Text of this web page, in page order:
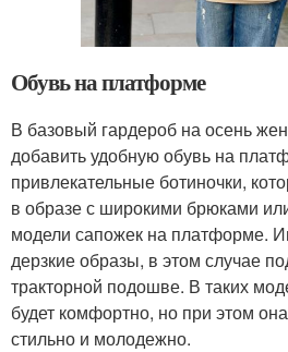
Обувь на платформе
В базовый гардероб на осень
добавить удобную обувь на
привлекательные ботиночки,
в образе с широкими брюками
модели сапожек на платформе.
дерзкие образы, в этом случае
тракторной подошве. В таких
будет комфортно, но при этом
стильно и молодежно.